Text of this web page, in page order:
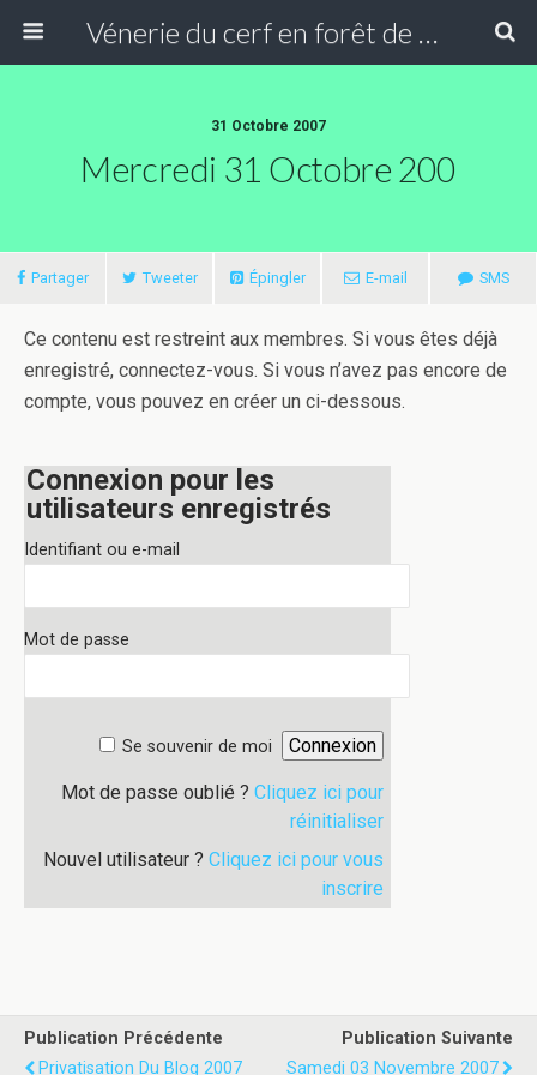
Vénerie du cerf en forêt de Compiègne
31 Octobre 2007
Mercredi 31 Octobre 200
Partager Tweeter Épingler E-mail SMS
Ce contenu est restreint aux membres. Si vous êtes déjà
enregistré, connectez-vous. Si vous n’avez pas encore de
compte, vous pouvez en créer un ci-dessous.
Connexion pour les
utilisateurs enregistrés
Identifiant ou e-mail
Mot de passe
Se souvenir de moi
Mot de passe oublié ? Cliquez ici pour
réinitialiser
Nouvel utilisateur ? Cliquez ici pour vous
inscrire
Publication Précédente
Privatisation Du Blog 2007
Publication Suivante
Samedi 03 Novembre 2007